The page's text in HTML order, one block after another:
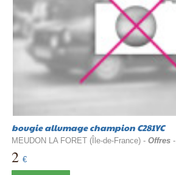
bougie allumage champion C281YC
MEUDON LA FORET (Île-de-France) - Offres-
2 €